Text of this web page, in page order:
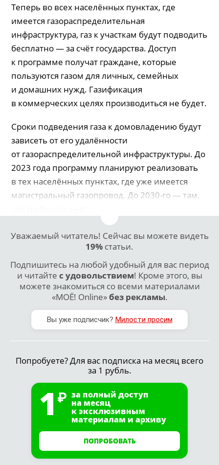
Теперь во всех населённых пунктах, где
имеется газораспределительная
инфраструктура, газ к участкам будут подводить
бесплатно — за счёт государства. Доступ
к программе получат граждане, которые
пользуются газом для личных, семейных
и домашних нужд. Газификация
в коммерческих целях производиться не будет.
Сроки подведения газа к домовладению будут
зависеть от его удалённости
от газораспределительной инфраструктуры. До
2023 года программу планируют реализовать
в тех населённых пунктах, где уже имеется
магистральный газопровод. До 2030-го — там,
Уважаемый читатель! Сейчас вы можете видеть
19% статьи.
Подпишитесь на любой удобный для вас период
и читайте с удовольствием! Кроме этого, вы
можете знакомиться со всеми материалами
«МОЁ! Online»без рекламы.
Вы уже подписчик? Милости просим
Попробуете? Для вас подписка на месяц всего
за 1 рубль.
1 за полный доступ
на месяц
к эксклюзивным
материалам и архиву
ПОПРОБОВАТЬ